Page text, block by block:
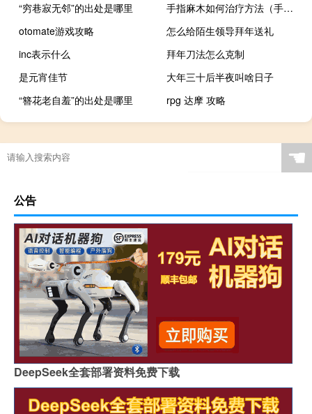
“穷巷寂无邻”的出处是哪里
手指麻木如何治疗方法（手指麻木如何治疗）
otomate游戏攻略
怎么给陌生领导拜年送礼
inc表示什么
拜年刀法怎么克制
是元宵佳节
大年三十后半夜叫啥日子
“簪花老自羞”的出处是哪里
rpg 达摩 攻略
☚
公告
DeepSeek全套部署资料免费下载